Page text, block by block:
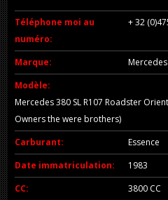
Téléphone moi au
numéro:
+ 32
Marque:
Mercedes
Modèle:
Mercedes 380 SL R107 Roadster
Owners the were brothers)
Carburant:
Essence
Date immatriculation:
1983
CC:
3800 CC